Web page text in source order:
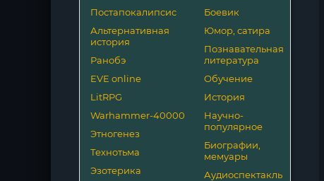
Постапокалипсис
Альтернативная
история
Ранобэ
EVE online
LitRPG
Warhammer-40000
Этногенез
Технотьма
Эзотерика
Боевик
Юмор, сатира
Познавательная
литература
Обучение
История
Научно-
популярное
Биографии,
мемуары
Аудиоспектакль